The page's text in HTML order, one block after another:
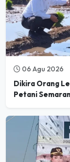
06 Agu 2026
Dikira Orang
Petani